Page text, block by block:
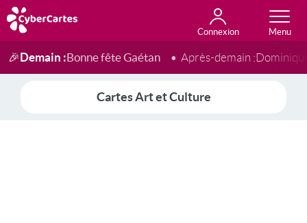
Connexion
Anniversaire
Fête du jour
Amour
Amitié
Merci
Toutes les cartes
🎉Demain :Bonne fête Gaétan Après-demain :
Cartes Art et Culture